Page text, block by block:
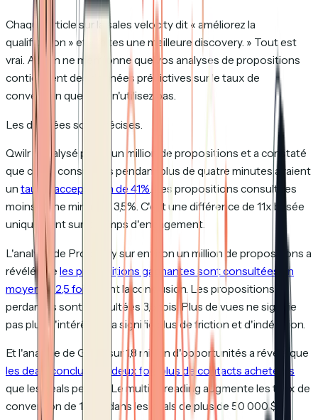
Chaque article sur la sales velocity dit « améliorez la
qualification » et « faites une meilleure discovery. » Tout est
vrai. Aucun ne mentionne que vos analyses de propositions
contiennent des données prédictives sur le taux de
conversion que vous n'utilisez pas.
Les données sont précises.
Qwilr a analysé plus d'un million de propositions et a constaté
que celles consultées pendant plus de quatre minutes avaient
un taux d'acceptation de 41%. Les propositions consultées
moins d'une minute ? 3,5%. C'est une différence de 11x basée
uniquement sur le temps d'engagement.
L'analyse de Proposify sur environ un million de propositions a
révélé que les propositions gagnantes sont consultées en
moyenne 2,5 fois
avant la conclusion. Les propositions
perdantes sont consultées 3,5 fois. Plus de vues ne signifie
pas plus d'intérêt. Cela signifie plus de friction et d'indécision.
Et l'analyse de Gong sur 1,8 million d'opportunités a révélé que
les deals conclus ont deux fois plus de contacts acheteurs
que les deals perdus. Le multi-threading augmente les taux de
conversion de 130% dans les deals de plus de 50 000 $.